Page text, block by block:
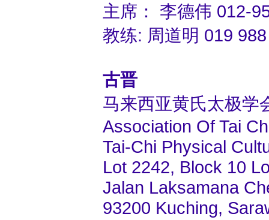
主席： 李德伟 012-
教练: 周道明 019
古晋
马来西亚黄氏太极学
Association Of Tai
Tai-Chi Physical
Lot 2242, Block 10
Jalan Laksamana
93200 Kuching,